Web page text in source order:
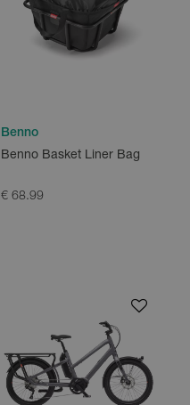
Benno
Benno Basket Liner Bag
€ 68.99